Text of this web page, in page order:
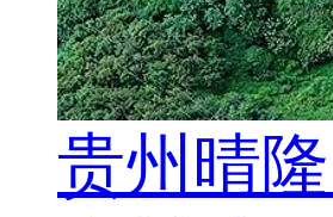
贵州晴